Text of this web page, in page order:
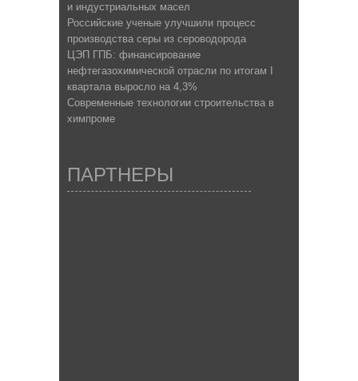
и индустриальных масел
Российские ученые улучшили процесс
производства серы из сероводорода
ЦЭП ГПБ: финансирование
нефтегазохимической отрасли по итогам I
квартала выросло на 4,3%
Современные технологии строительства в
химпроме
ПАРТНЕРЫ